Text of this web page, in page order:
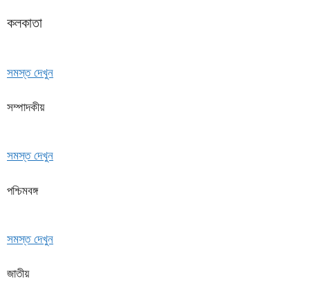
কলকাতা
সমস্ত দেখুন
সম্পাদকীয়
সমস্ত দেখুন
পশ্চিমবঙ্গ
সমস্ত দেখুন
জাতীয়